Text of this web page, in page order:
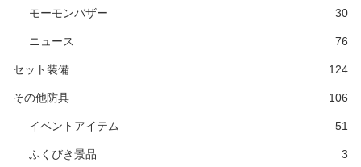
モーモンバザー 30
ニュース 76
セット装備 124
その他防具 106
イベントアイテム 51
ふくびき景品 3